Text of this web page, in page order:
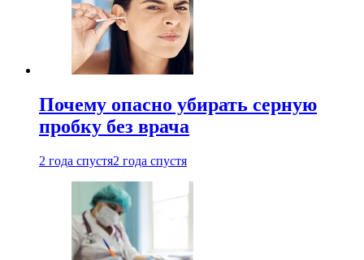
Почему опасно убирать серную
пробку без врача
2 года спустя2 года спустя